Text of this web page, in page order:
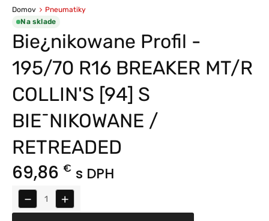
Domov
Pneumatiky
Na sklade
Bie¿nikowane Profil -
195/70 R16 BREAKER MT/R
COLLIN'S [94] S
BIE¯NIKOWANE /
RETREADED
69,86 € s DPH
− +